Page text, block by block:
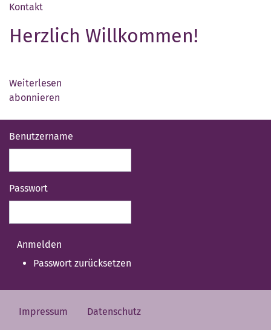
Kontakt
Herzlich Willkommen!
Weiterlesen
abonnieren
Benutzername
Passwort
Passwort zurücksetzen
Impressum Datenschutz